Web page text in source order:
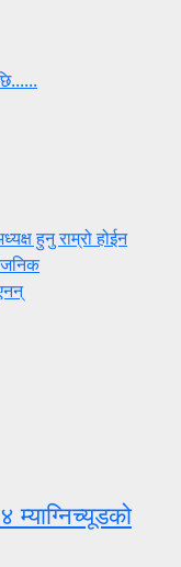
हुनु राम्रो होईन
म्याग्निच्यूडको